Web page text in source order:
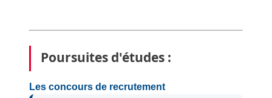
Poursuites d'études :
Les concours de recrutement